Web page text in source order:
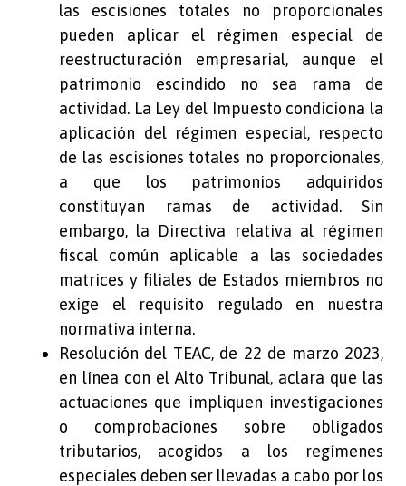
las escisiones totales no proporcionales
pueden aplicar el régimen especial de
reestructuración empresarial, aunque el
patrimonio escindido no sea rama de
actividad. La Ley del Impuesto condiciona la
aplicación del régimen especial, respecto
de las escisiones totales no proporcionales,
a que los patrimonios adquiridos
constituyan ramas de actividad. Sin
embargo, la Directiva relativa al régimen
fiscal común aplicable a las sociedades
matrices y filiales de Estados miembros no
exige el requisito regulado en nuestra
normativa interna.
Resolución del TEAC, de 22 de marzo 2023,
en línea con el Alto Tribunal, aclara que las
actuaciones que impliquen investigaciones
o comprobaciones sobre obligados
tributarios, acogidos a los regímenes
especiales deben ser llevadas a cabo por los